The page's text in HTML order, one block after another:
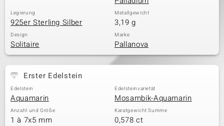
Legierung
925er Sterling Silber
Metallgewicht
3,19 g
Design
Solitaire
Marke
Pallanova
Erster Edelstein
Edelstein
Aquamarin
Edelsteinvarietät
Mosambik-Aquamarin
Anzahl und Größe
1 à 7x5 mm
Karatgewicht Summe
0,578 ct